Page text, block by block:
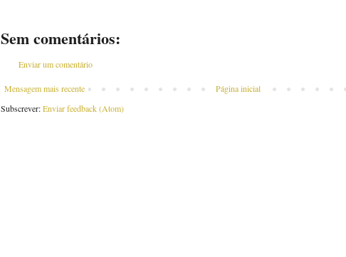
Sem comentários:
Enviar um comentário
Mensagem mais recente
Página inicial
Subscrever:Enviar feedback (Atom)